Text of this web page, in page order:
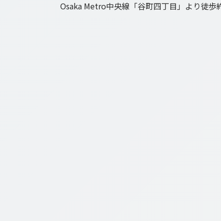
Osaka Metro中央線「谷町四丁目」より徒歩